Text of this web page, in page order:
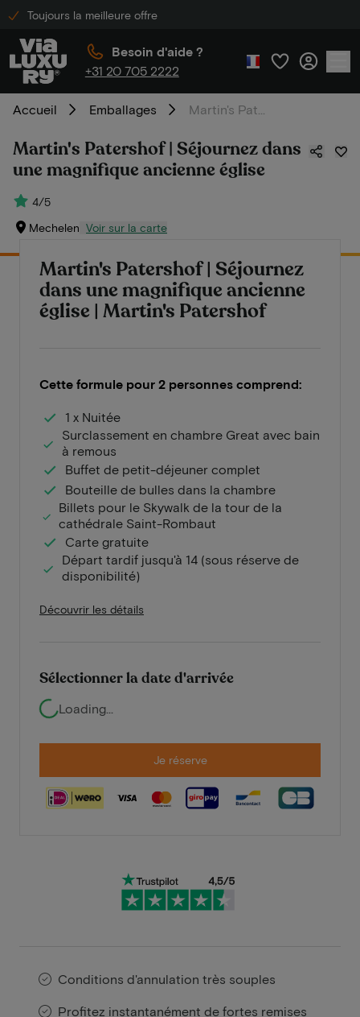
Toujours la meilleure offre
Besoin d'aide ?
+31 20 705 2222
Accueil Emballages
Martin's Patershof | Séjournez dans
une magnifique ancienne église
4/5
Mechelen Voir sur la carte
Martin's Patershof | Séjournez
dans une magnifique ancienne
église | Martin's Patershof
Cette formule pour 2 personnes comprend:
1 x Nuitée
Surclassement en chambre Great avec bain
à remous
Buffet de petit-déjeuner complet
Bouteille de bulles dans la chambre
Billets pour le Skywalk de la tour de la
cathédrale Saint-Rombaut
Carte gratuite
Départ tardif jusqu'à 14 (sous réserve de
disponibilité)
Découvrir les détails
Sélectionner la date d'arrivée
Loading...
Je réserve
Conditions d'annulation très souples
Profitez instantanément de fortes remises